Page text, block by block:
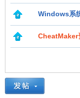
Windows系
CheatMaker